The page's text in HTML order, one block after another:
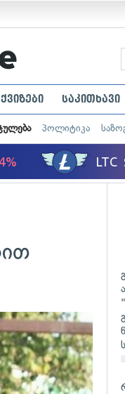
ქვიზები საკითხავი
პოლიტიკა